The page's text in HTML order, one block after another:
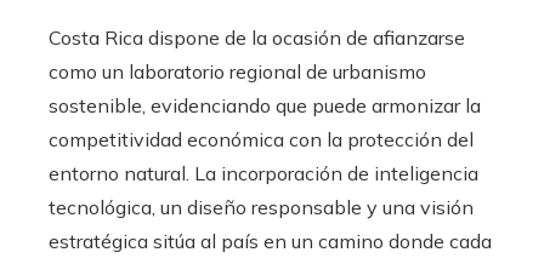
Costa Rica dispone de la ocasión de afianzarse
como un laboratorio regional de urbanismo
sostenible, evidenciando que puede armonizar la
competitividad económica con la protección del
entorno natural. La incorporación de inteligencia
tecnológica, un diseño responsable y una visión
estratégica sitúa al país en un camino donde cada